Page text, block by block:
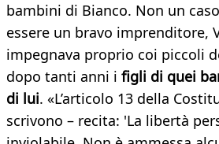
bambini di Bianco. Non un
essere un bravo imprenditore,
impegnava proprio coi piccoli
dopo tanti anni i figli di quei
di lui. «L’articolo 13 della
scrivono – recita: 'La libertà